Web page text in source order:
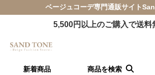
ベージュコーデ専門通販サイト
5,500円以上のご購入で送料
新着商品 商品を検索